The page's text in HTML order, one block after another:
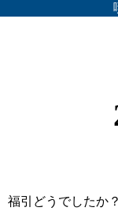
福引どうでしたか